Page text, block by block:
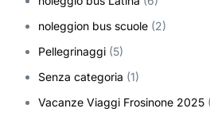
noleggion bus scuole (2)
Pellegrinaggi (5)
Senza categoria (1)
Vacanze Viaggi Frosinone 2025